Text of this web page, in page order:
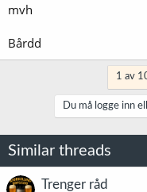
mvh
Bårdd
1 av
Du må logge inn
Similar threads
Trenger råd